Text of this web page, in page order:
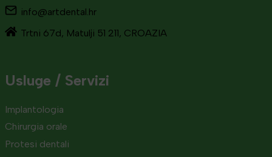
info@artdental.hr
Trtni 67d, Matulji 51 211, CROAZIA
Usluge / Servizi
Implantologia
Chirurgia orale
Protesi dentali